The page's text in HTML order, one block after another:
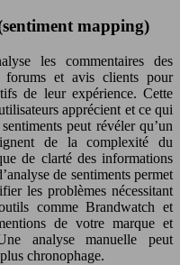
mapping)
les commentaires des
forums et avis clients pour
de leur expérience. Cette
apprécient et ce qui
peut révéler qu’un
de la complexité du
de clarté des informations
de sentiments permet
les problèmes nécessitant
comme Brandwatch et
de votre marque et
analyse manuelle peut
chronophage.